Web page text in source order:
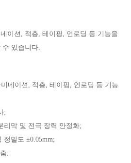
이션, 적층, 테이핑, 언로딩 등 기능을
수 있습니다.
네이션, 적층, 테이핑, 언로딩 등 기능
;
리막 및 전극 장력 안정화;
정밀도 ±0.05mm;
;